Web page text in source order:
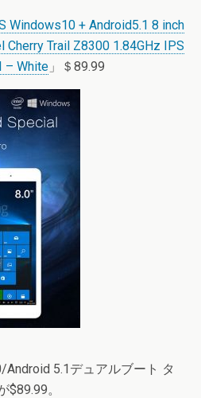
Windows10 + Android5.1 8 inch
Cherry Trail Z8300 1.84GHz IPS
– White 」＄89.99
5.1デュアルブート タ
$89.99。